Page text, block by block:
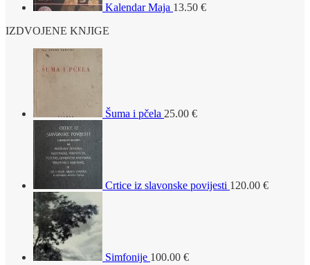
Kalendar Maja 13.50 €
IZDVOJENE KNJIGE
Šuma i pčela 25.00 €
Crtice iz slavonske povijesti 120.00 €
Simfonije 100.00 €